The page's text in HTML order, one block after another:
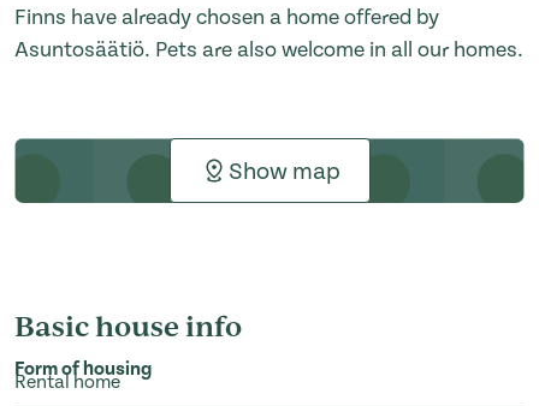
Finns have already chosen a home offered by
Asuntosäätiö. Pets are also welcome in all our homes.
Show map
Basic house info
Form of housing
Rental home